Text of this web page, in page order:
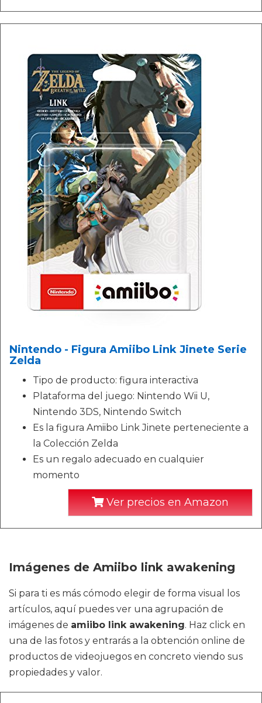
Nintendo - Figura Amiibo Link Jinete Serie
Zelda
Tipo de producto: figura interactiva
Plataforma del juego: Nintendo Wii U,
Nintendo 3DS, Nintendo Switch
Es la figura Amiibo Link Jinete perteneciente a
la Colección Zelda
Es un regalo adecuado en cualquier
momento
Ver precios en Amazon
Imágenes de Amiibo link awakening
Si para ti es más cómodo elegir de forma visual los
artículos, aquí puedes ver una agrupación de
imágenes de amiibo link awakening. Haz click en
una de las fotos y entrarás a la obtención online de
productos de videojuegos en concreto viendo sus
propiedades y valor.